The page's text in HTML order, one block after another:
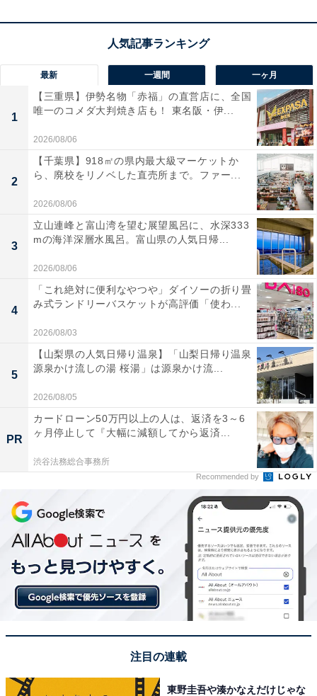
ち運びに便利な自立型のトートバッグです。内部には13
インチまでのノートPCやタブレットが収納でき、デリケ
ートなガジェット類を衝撃から守ってくれます！ サイド
のボタンを外すことでマチが広がり、収納力を調節でき
るのも日常使いに嬉しいポイント。シンプルなデザイン
で、オンオフ問わず活躍します。
ユーザーからは「軽くて荷物がしっかり入る」「おしゃ
れで仕事用に最適」と大好評。一方で、「たくさん詰め
込むとサイドのボタンが外れやすい」という声も。PCや
タブレットをスタイリッシュに持ち歩きたい人には、お
すすめの商品といえそうです。
あわせて読みたい
【AmazonスマイルSALE】サムソナイト
「スーツケース」が特別価格で登場中【1月
30日】
【今日チェックしたい】THE NORTH FACEの人
気商品5選
THE NORTH FACE「NM32352」
最新 一週間 一ヶ月
1
【三重県】伊勢名物「赤福」の直営店に、全国
唯一のコメダ大判焼き店も！ 東名阪・伊...
2026/08/06
2
【千葉県】918㎡の県内最大級マーケットか
ら、廃校をリノベした直売所まで。ファー...
2026/08/06
3
立山連峰と富山湾を望む展望風呂に、水深333
mの海洋深層水風呂。富山県の人気日帰...
2026/08/06
4
「これ絶対に便利なやつや」ダイソーの折り畳
み式ランドリーバスケットが高評価「使わ...
2026/08/03
5
【山梨県の人気日帰り温泉】「山梨日帰り温泉
源泉かけ流しの湯 桜湯」は源泉かけ流...
2026/08/05
PR
カードローン50万円以上の人は、返済を3～6
ヶ月停止して『大幅に減額してから返済...
渋谷法務総合事務所
Recommended by
注目の連載
東野圭吾や湊かなえだけじゃな